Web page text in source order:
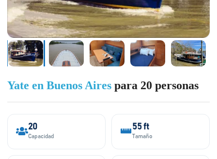
Yate en Buenos Aires para 20 personas
20
Capacidad
55 ft
Tamaño